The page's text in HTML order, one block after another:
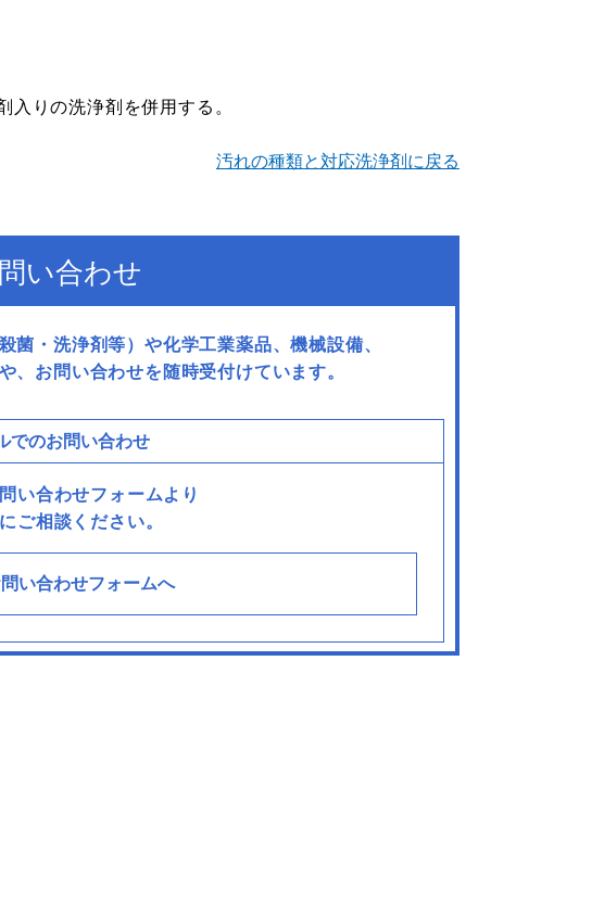
りの洗浄剤を併用する。
汚れの種類と対応洗浄剤に戻る
い合わせ
菌・洗浄剤等）や化学工業薬品、機械設備、
、お問い合わせを随時受付けています。
でのお問い合わせ
い合わせフォームより
ご相談ください。
い合わせフォームへ